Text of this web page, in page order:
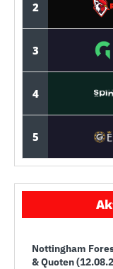
2
3
4
5
Nottingham
& Quoten